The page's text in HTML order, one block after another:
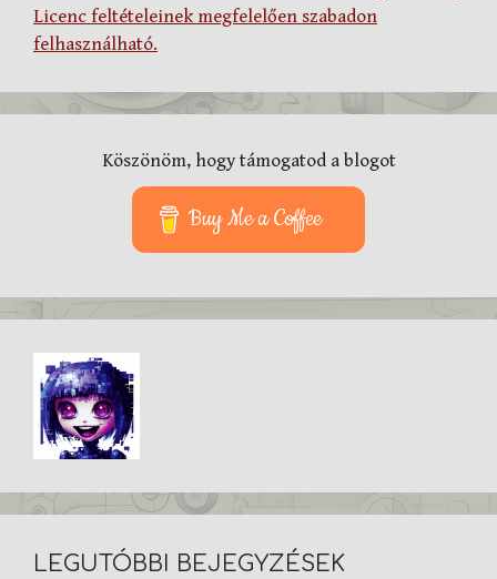
Licenc feltételeinek megfelelően szabadon
felhasználható.
Köszönöm, hogy támogatod a blogot
Buy Me a Coffee
LEGUTÓBBI BEJEGYZÉSEK